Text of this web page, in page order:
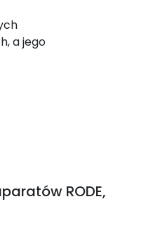
a jego
RODE,